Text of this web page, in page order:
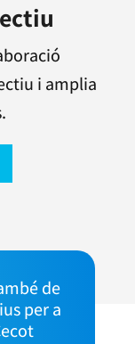
i amplia
de
per a